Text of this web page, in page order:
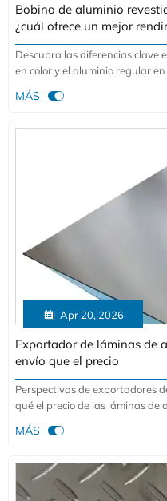
Bobina de aluminio
¿cuál ofrece un mejor
Descubra las diferencias clave
en color y el aluminio regular
información experta sobre
MÁS 
 Apr 20, 2026
Exportador de láminas de
envío que el precio
Perspectivas de exportadores
qué el precio de las láminas de
verificaciones de proveedores y
MÁS 